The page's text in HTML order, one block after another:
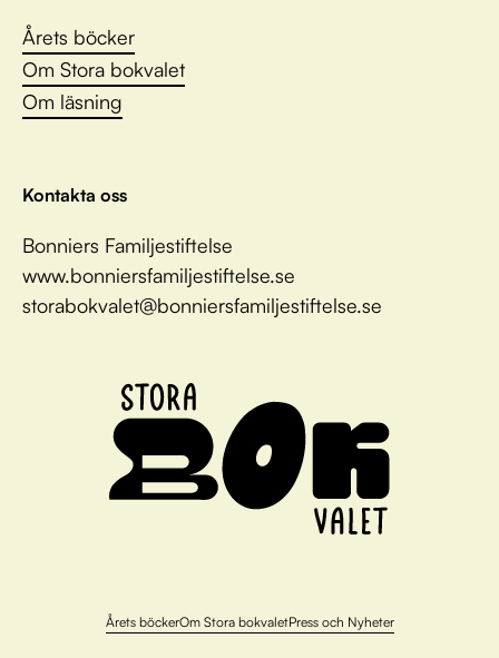
Årets böcker
Om Stora bokvalet
Om läsning
Kontakta oss
Bonniers Familjestiftelse
www.bonniersfamiljestiftelse.se
storabokvalet@bonniersfamiljestiftelse.se
Årets böckerOm Stora bokvaletPress och Nyheter